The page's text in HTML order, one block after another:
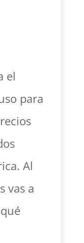
el
para
Al
vas a